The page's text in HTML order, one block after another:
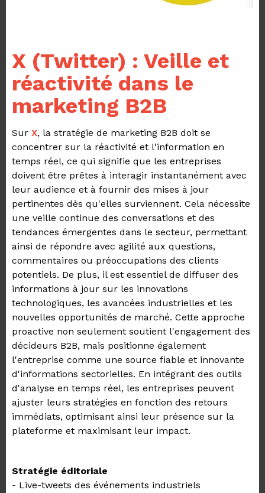
X (Twitter) : Veille et
réactivité dans le
marketing B2B
Sur X, la stratégie de marketing B2B doit se
concentrer sur la réactivité et l'information en
temps réel, ce qui signifie que les entreprises
doivent être prêtes à interagir instantanément avec
leur audience et à fournir des mises à jour
pertinentes dès qu'elles surviennent. Cela nécessite
une veille continue des conversations et des
tendances émergentes dans le secteur, permettant
ainsi de répondre avec agilité aux questions,
commentaires ou préoccupations des clients
potentiels. De plus, il est essentiel de diffuser des
informations à jour sur les innovations
technologiques, les avancées industrielles et les
nouvelles opportunités de marché. Cette approche
proactive non seulement soutient l'engagement des
décideurs B2B, mais positionne également
l'entreprise comme une source fiable et innovante
d'informations sectorielles. En intégrant des outils
d'analyse en temps réel, les entreprises peuvent
ajuster leurs stratégies en fonction des retours
immédiats, optimisant ainsi leur présence sur la
plateforme et maximisant leur impact.
Stratégie éditoriale
- Live-tweets des événements industriels